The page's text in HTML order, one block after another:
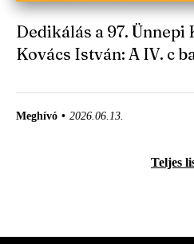
Dedikálás a 97. Ünnepi
Kovács István: A IV. c
Meghívó 2026.06.13.
Teljes